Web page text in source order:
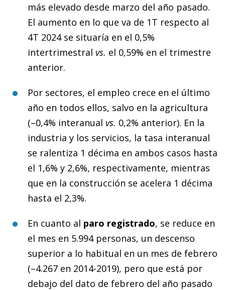
más elevado desde marzo del año pasado.
El aumento en lo que va de 1T respecto al
4T 2024 se situaría en el 0,5%
intertrimestral vs. el 0,59% en el trimestre
anterior.
Por sectores, el empleo crece en el último
año en todos ellos, salvo en la agricultura
(–0,4% interanual vs. 0,2% anterior). En la
industria y los servicios, la tasa interanual
se ralentiza 1 décima en ambos casos hasta
el 1,6% y 2,6%, respectivamente, mientras
que en la construcción se acelera 1 décima
hasta el 2,3%.
En cuanto al paro registrado, se reduce en
el mes en 5.994 personas, un descenso
superior a lo habitual en un mes de febrero
(–4.267 en 2014-2019), pero que está por
debajo del dato de febrero del año pasado